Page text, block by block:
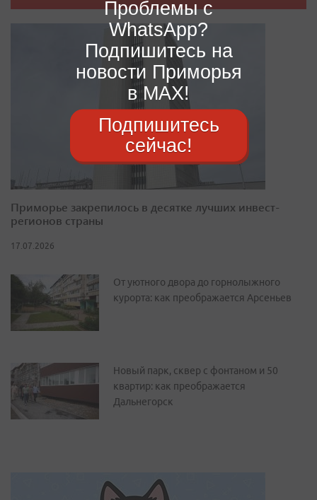
Приморье закрепилось в десятке лучших инвест-
регионов страны
17.07.2026
От уютного двора до горнолыжного
курорта: как преображается Арсеньев
Новый парк, сквер с фонтаном и 50
квартир: как преображается
Дальнегорск
Проблемы с
WhatsApp?
Подпишитесь на
новости Приморья
в MAX!
Подпишитесь
сейчас!